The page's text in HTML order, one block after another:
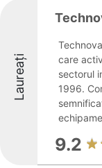
Laureați
care
sectorul
1996.
9.2